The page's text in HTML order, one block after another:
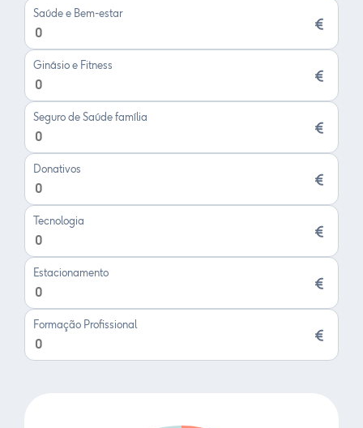
Saúde e Bem-estar
Ginásio e Fitness
Seguro de Saúde família
Donativos
Tecnologia
Estacionamento
Formação Profissional